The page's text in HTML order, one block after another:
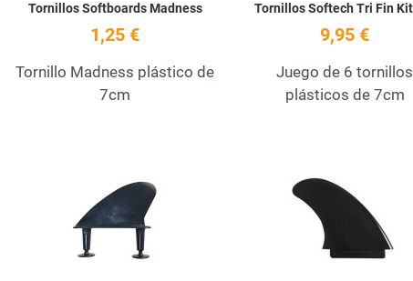
Tornillos Softboards Madness
1,25 €
Tornillo Madness plástico de
7cm
Tornillos Softech Tri Fin
9,95 €
Juego de 6 tornillos
plásticos de 7cm